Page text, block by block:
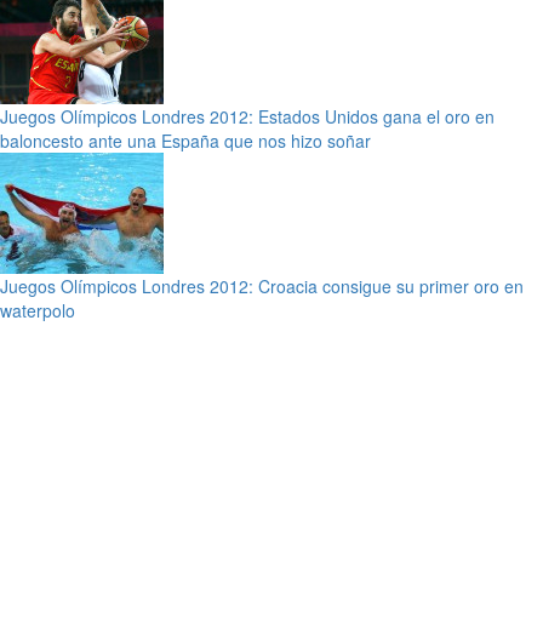
Juegos Olímpicos Londres 2012: Estados Unidos gana el oro en
baloncesto ante una España que nos hizo soñar
Juegos Olímpicos Londres 2012: Croacia consigue su primer oro en
waterpolo